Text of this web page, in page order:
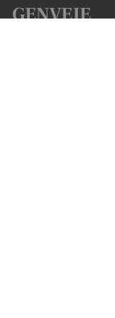
GENVEJE